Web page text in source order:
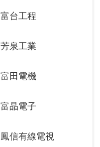
富台工程
芳泉工業
富田電機
富晶電子
鳳信有線電視